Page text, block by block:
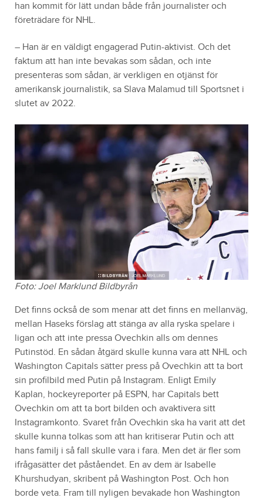
han kommit för lätt undan både från journalister och
företrädare för NHL.
– Han är en väldigt engagerad Putin-aktivist. Och det
faktum att han inte bevakas som sådan, och inte
presenteras som sådan, är verkligen en otjänst för
amerikansk journalistik, sa Slava Malamud till Sportsnet i
slutet av 2022.
Foto: Joel Marklund Bildbyrån
Det finns också de som menar att det finns en mellanväg,
mellan Haseks förslag att stänga av alla ryska spelare i
ligan och att inte pressa Ovechkin alls om dennes
Putinstöd. En sådan åtgärd skulle kunna vara att NHL och
Washington Capitals sätter press på Ovechkin att ta bort
sin profilbild med Putin på Instagram. Enligt Emily
Kaplan, hockeyreporter på ESPN, har Capitals bett
Ovechkin om att ta bort bilden och avaktivera sitt
Instagramkonto. Svaret från Ovechkin ska ha varit att det
skulle kunna tolkas som att han kritiserar Putin och att
hans familj i så fall skulle vara i fara. Men det är fler som
ifrågasätter det påståendet. En av dem är Isabelle
Khurshudyan, skribent på Washington Post. Och hon
borde veta. Fram till nyligen bevakade hon Washington